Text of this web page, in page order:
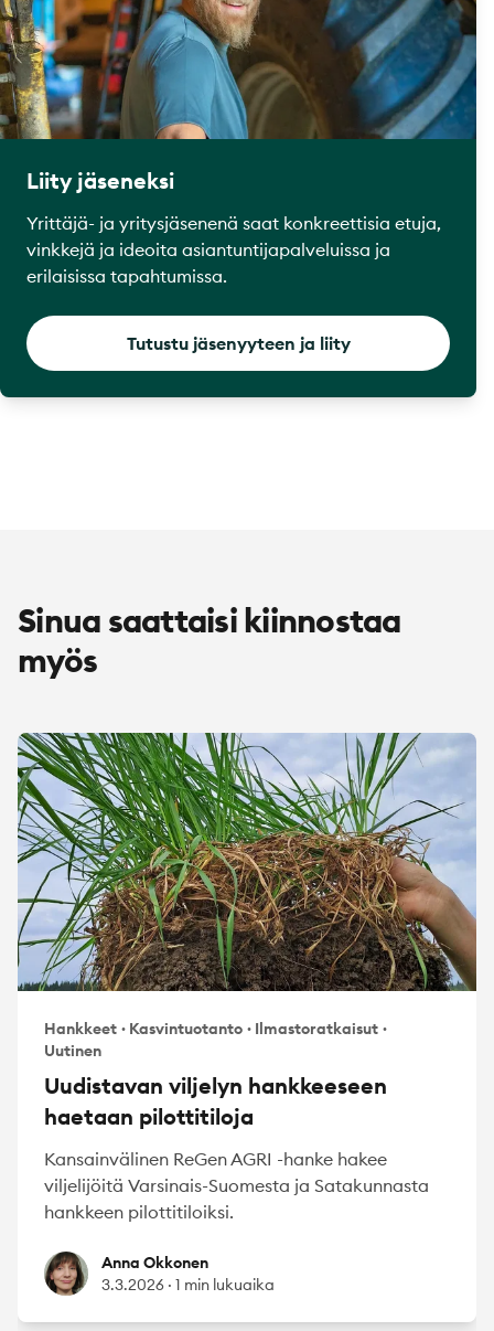
Liity jäseneksi
Yrittäjä- ja yritysjäsenenä saat konkreettisia etuja,
vinkkejä ja ideoita asiantuntijapalveluissa ja
erilaisissa tapahtumissa.
Tutustu jäsenyyteen ja liity
Sinua saattaisi kiinnostaa
myös
Hankkeet · Kasvintuotanto · Ilmastoratkaisut ·
Uutinen
Uudistavan viljelyn hankkeeseen
haetaan pilottitiloja
Kansainvälinen ReGen AGRI -hanke hakee
viljelijöitä Varsinais-Suomesta ja Satakunnasta
hankkeen pilottitiloiksi.
Anna Okkonen
Anna Okkonen
3.3.2026 · 1 min lukuaika